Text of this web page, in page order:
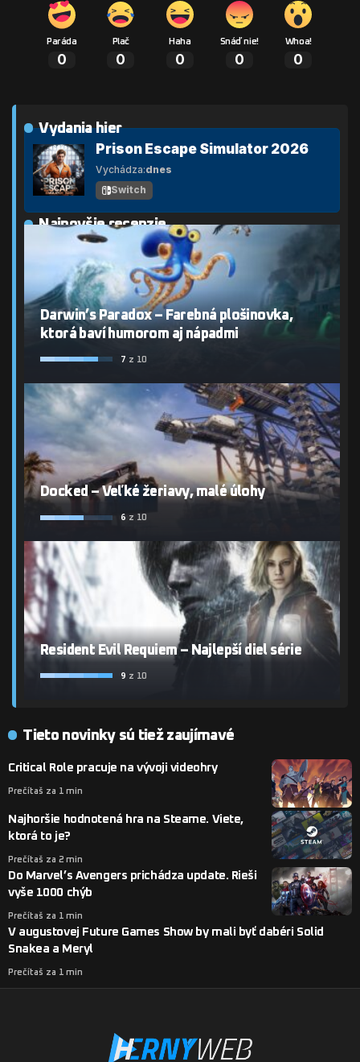
Paráda
0
Plač
0
Haha
0
Snáď nie!
0
Whoa!
0
Vydania hier
Prison Escape Simulator 2026
Vychádza:dnes
Switch
Najnovšie recenzie
Darwin’s Paradox – Farebná plošinovka,
ktorá baví humorom aj nápadmi
7 z 10
Docked – Veľké žeriavy, malé úlohy
6 z 10
Resident Evil Requiem – Najlepší diel série
9 z 10
Tieto novinky sú tiež zaujímavé
Critical Role pracuje na vývoji videohry
Prečítaš za 1 min
Najhoršie hodnotená hra na Steame. Viete,
ktorá to je?
Prečítaš za 2 min
Do Marvel’s Avengers prichádza update. Rieši
vyše 1000 chýb
Prečítaš za 1 min
V augustovej Future Games Show by mali byť dabéri Solid
Snakea a Meryl
Prečítaš za 1 min